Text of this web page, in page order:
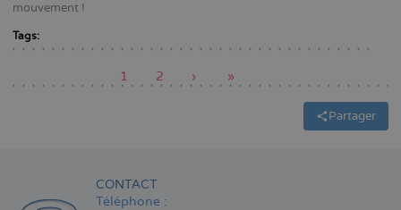
mouvement !
Tags:
Page
actuelle
1 Page
2
Page
suivante
›
Dernière
page
»
Partager
CONTACT
Téléphone :